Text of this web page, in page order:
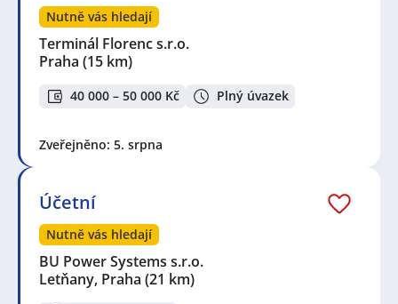
Nutně vás hledají
Terminál Florenc s.r.o.
Praha (15 km)
40 000 – 50 000 Kč Plný úvazek
Zveřejněno: 5. srpna
Účetní
Nutně vás hledají
BU Power Systems s.r.o.
Letňany, Praha (21 km)